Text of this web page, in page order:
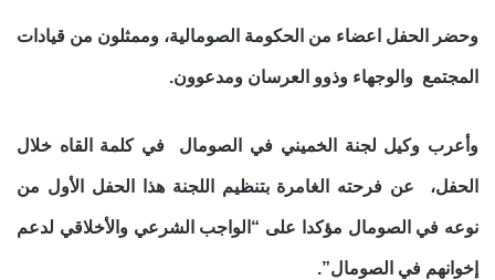
وحضر الحفل اعضاء من الحكومة الصومالية، وممثلون من قيادات
المجتمع والوجهاء وذوو العرسان ومدعوون.
وأعرب وكيل لجنة الخميني في الصومال في كلمة القاه خلال
الحفل، عن فرحته الغامرة بتنظيم اللجنة هذا الحفل الأول من
نوعه في الصومال مؤكدا على “الواجب الشرعي والأخلاقي لدعم
إخوانهم في الصومال”.